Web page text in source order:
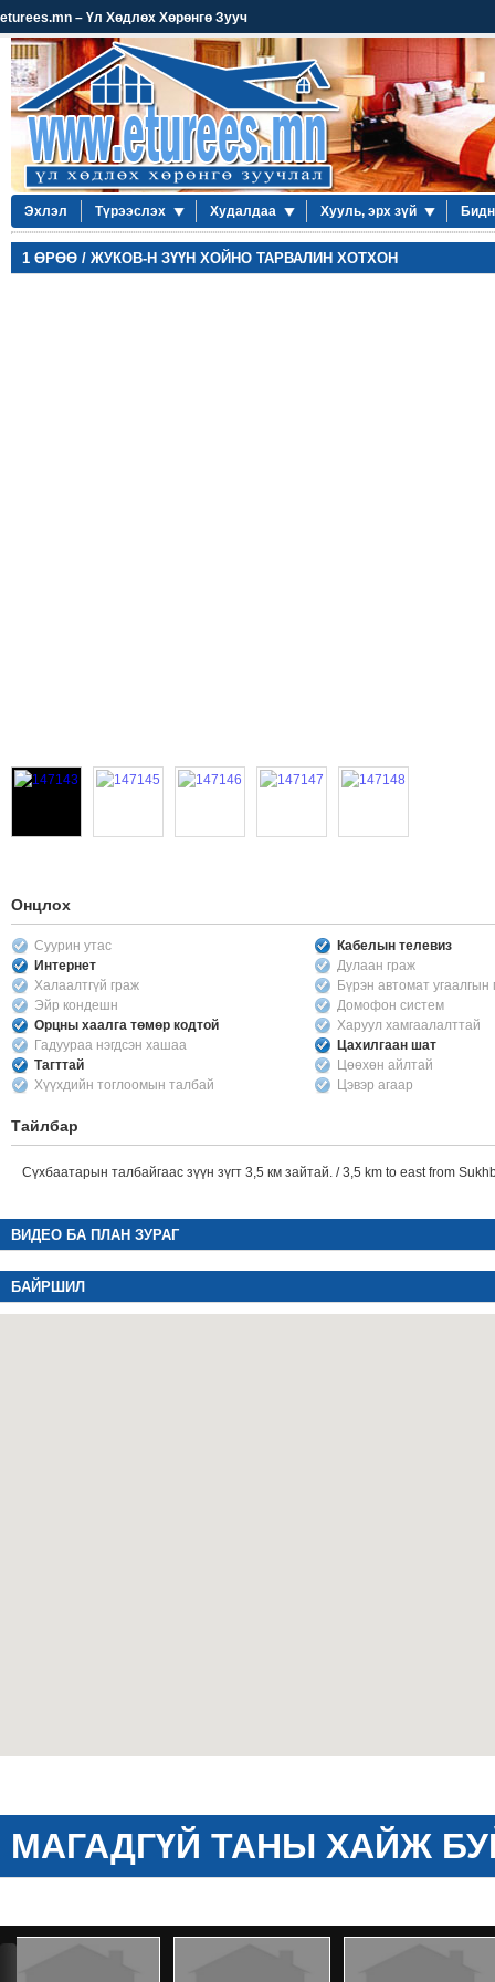
eturees.mn – Үл Хөдлөх Хөрөнгө Зууч
Эхлэл Түрээслэх Худалдаа Хууль, эрх зүй
1 ӨРӨӨ / ЖУКОВ-Н ЗҮҮН ХОЙНО ТАРВАЛИН ХОТХОН
Онцлох
Суурин утас
Кабелын телевиз
Интернет
Дулаан граж
Халаалтгүй граж
Бүрэн автомат
Эйр кондешн
Домофон систем
Орцны хаалга төмөр кодтой
Харуул хамгаалалттай
Гадуураа нэгдсэн хашаа
Цахилгаан шат
Тагттай
Цөөхөн айлтай
Хүүхдийн тоглоомын талбай
Цэвэр агаар
Тайлбар
Сүхбаатарын талбайгаас зүүн зүгт 3,5 км зайтай. / 3,5 km to east from
ВИДЕО БА ПЛАН ЗУРАГ
БАЙРШИЛ
МАГАДГҮЙ ТАНЫ ХАЙЖ